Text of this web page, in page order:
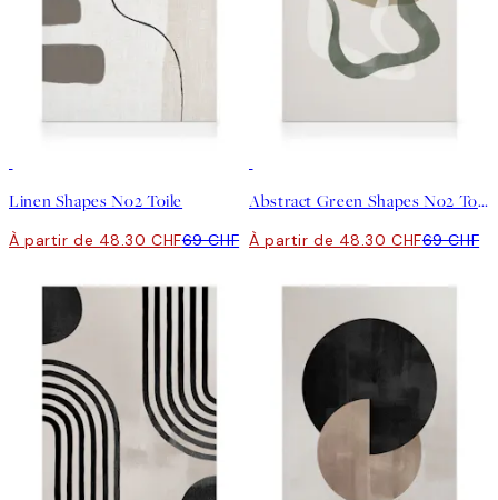
Linen Shapes No2 Toile
À partir de 48.30 CHF69 CHF
Abstract Green Shapes No2 Toile
À partir de 48.30 CHF69 CHF